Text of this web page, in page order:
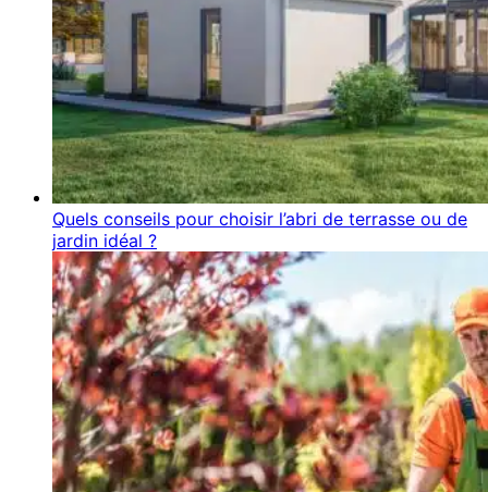
Quels conseils pour choisir l’abri de terrasse ou de
jardin idéal ?